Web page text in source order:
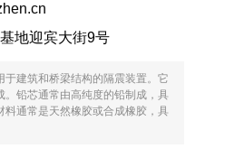
地迎宾大街9号
于建筑和桥梁结构的隔震装置。它
铅芯通常由高纯度的铅制成，具
通常是天然橡胶或合成橡胶，具